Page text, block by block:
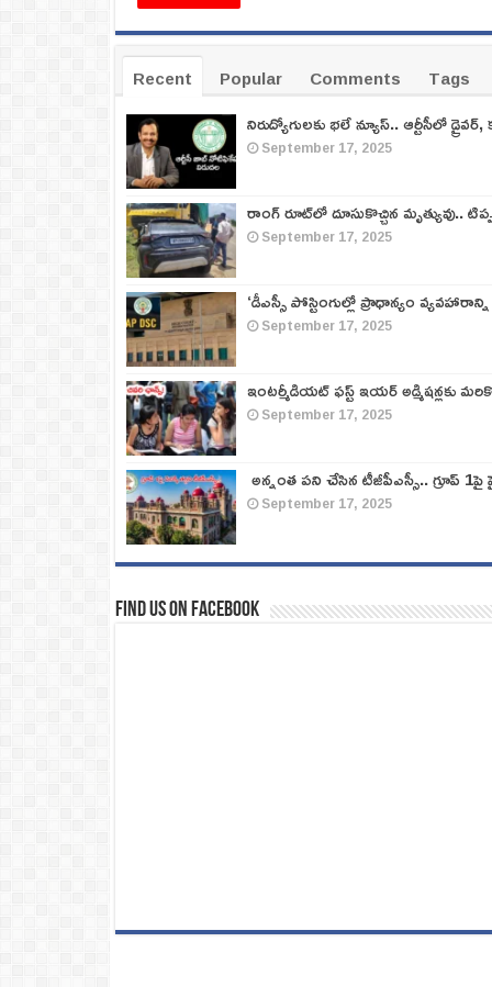
Recent Popular Comments
Tags
నిరుద్యోగులకు భలే న్యూస్.. ఆర్టీసీలో
September 17, 2025
రాంగ్ రూట్‌లో దూసుకొచ్చిన మృత్యువు..
September 17, 2025
‘డీఎస్సీ పోస్టింగుల్లో ప్రాధాన్యం
September 17, 2025
ఇంటర్మీడియట్ ఫస్ట్‌ ఇయర్‌ అడ్మిషన్లకు
September 17, 2025
అన్నంత పని చేసిన టీజీపీఎస్సీ.. గ్రూప్‌
September 17, 2025
Find us on Facebook